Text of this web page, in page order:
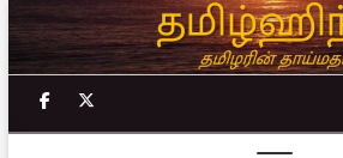
Skip
to
content
facebook